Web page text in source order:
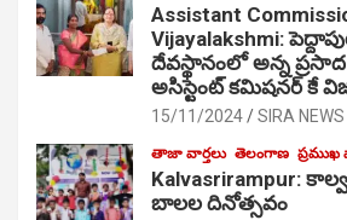
Assistant
Vijayalakshmi:
దేవస్థానంలో అన్న
అసిస్టెంట్ కమిషనర్ కే
15/11/2024 SIRA NEWS
తాజా వార్తలు తెలంగాణ ప్రముఖ
Kalvasrirampur:
బాలల దినోత్సవం